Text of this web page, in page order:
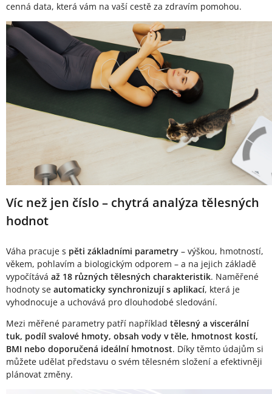
cenná data, která vám na vaší cestě za zdravím pomohou.
Víc než jen číslo – chytrá analýza tělesných
hodnot
Váha pracuje s pěti základními parametry – výškou, hmotností,
věkem, pohlavím a biologickým odporem – a na jejich základě
vypočítává až 18 různých tělesných charakteristik. Naměřené
hodnoty se automaticky synchronizují s aplikací, která je
vyhodnocuje a uchovává pro dlouhodobé sledování.
Mezi měřené parametry patří například tělesný a viscerální
tuk, podíl svalové hmoty, obsah vody v těle, hmotnost kostí,
BMI nebo doporučená ideální hmotnost. Díky těmto údajům si
můžete udělat představu o svém tělesném složení a efektivněji
plánovat změny.